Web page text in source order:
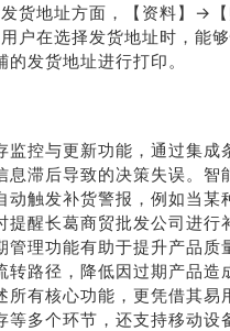
货地址方面，【资料】→
户在选择发货地址时，能
发货地址进行打印。
控与更新功能，通过集成
滞后导致的决策失误。智
触发补货警报，例如当某
醒长葛商贸批发公司进行
理功能有助于提升产品质
路径，降低因过期产品造
有核心功能，更凭借其易
多个环节，还支持移动设